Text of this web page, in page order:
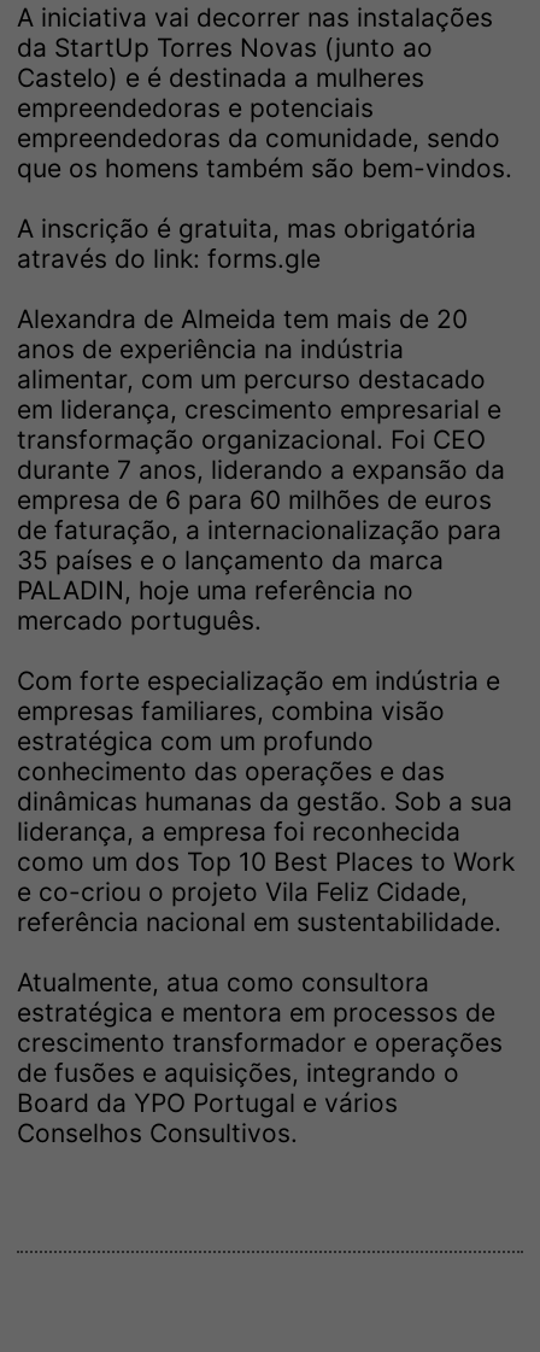
A iniciativa vai decorrer nas instalações
da StartUp Torres Novas (junto ao
Castelo) e é destinada a mulheres
empreendedoras e potenciais
empreendedoras da comunidade, sendo
que os homens também são bem-vindos.
A inscrição é gratuita, mas obrigatória
através do link: forms.gle
Alexandra de Almeida tem mais de 20
anos de experiência na indústria
alimentar, com um percurso destacado
em liderança, crescimento empresarial e
transformação organizacional. Foi CEO
durante 7 anos, liderando a expansão da
empresa de 6 para 60 milhões de euros
de faturação, a internacionalização para
35 países e o lançamento da marca
PALADIN, hoje uma referência no
mercado português.
Com forte especialização em indústria e
empresas familiares, combina visão
estratégica com um profundo
conhecimento das operações e das
dinâmicas humanas da gestão. Sob a sua
liderança, a empresa foi reconhecida
como um dos Top 10 Best Places to Work
e co-criou o projeto Vila Feliz Cidade,
referência nacional em sustentabilidade.
Atualmente, atua como consultora
estratégica e mentora em processos de
crescimento transformador e operações
de fusões e aquisições, integrando o
Board da YPO Portugal e vários
Conselhos Consultivos.